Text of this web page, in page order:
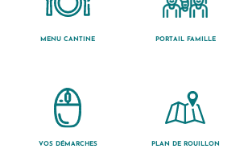
MENU CANTINE PORTAIL FAMILLE
VOS DÉMARCHES PLAN DE ROUILLON